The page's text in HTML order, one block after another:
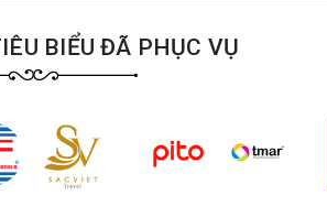
BIỂU ĐÃ PHỤC VỤ